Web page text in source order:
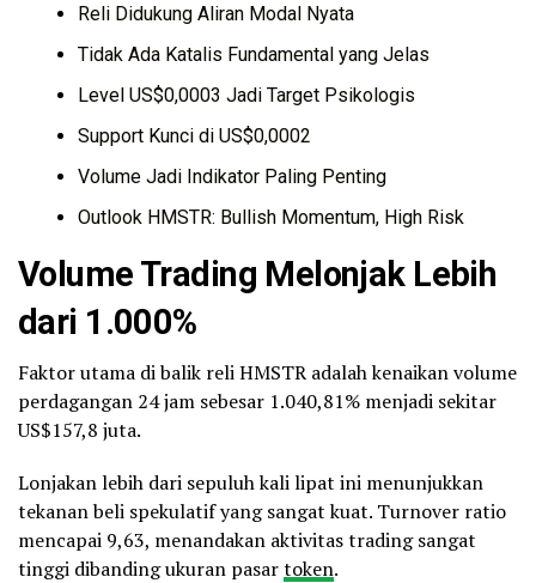
Reli Didukung Aliran Modal Nyata
Tidak Ada Katalis Fundamental yang Jelas
Level US$0,0003 Jadi Target Psikologis
Support Kunci di US$0,0002
Volume Jadi Indikator Paling Penting
Outlook HMSTR: Bullish Momentum, High Risk
Volume Trading Melonjak Lebih
dari 1.000%
Faktor utama di balik reli HMSTR adalah kenaikan volume
perdagangan 24 jam sebesar 1.040,81% menjadi sekitar
US$157,8 juta.
Lonjakan lebih dari sepuluh kali lipat ini menunjukkan
tekanan beli spekulatif yang sangat kuat. Turnover ratio
mencapai 9,63, menandakan aktivitas trading sangat
tinggi dibanding ukuran pasartoken.